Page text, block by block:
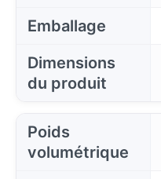
Emballage
Dimensions
du produit
Poids
volumétrique